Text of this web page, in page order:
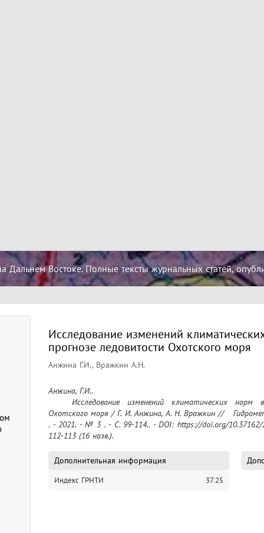
Дальнем Востоке. Полные тексты журнальных статей,
Исследование изменений
прогнозе ледовитости Охотского моря
Анжина Г.И., Вражкин А.Н.
Анжина, Г.И..
Охотского моря / Г. И. Анжина, А. Н. Вражкин //
. - 2021. - № 3 . - C. 99-114.. - DOI: https://doi.org/10.37162/
112-113 (16 назв.).
Дополнительная информация
Индекс ГРНТИ 37.25